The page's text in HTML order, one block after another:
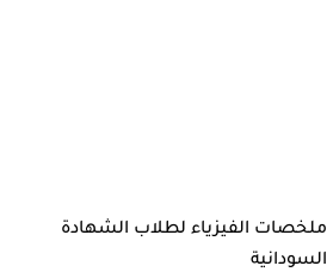
ملخصات الفيزياء لطلاب الشهادة
السودانية